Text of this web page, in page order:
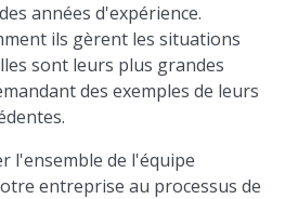
années d'expérience.
ils gèrent les situations
sont leurs plus grandes
des exemples de leurs
l'ensemble de l'équipe
entreprise au processus de